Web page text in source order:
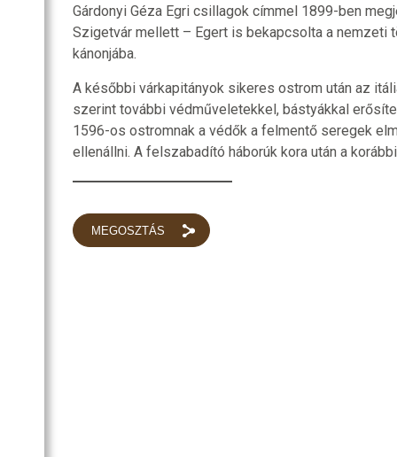
Gárdonyi Géza Egri csillagok címmel 1899-ben
Szigetvár mellett – Egert is bekapcsolta a nemzeti
kánonjába.
A későbbi várkapitányok sikeres ostrom után az
szerint további védműveletekkel, bástyákkal
1596-os ostromnak a védők a felmentő seregek
ellenállni. A felszabadító háborúk kora után a
MEGOSZTÁS